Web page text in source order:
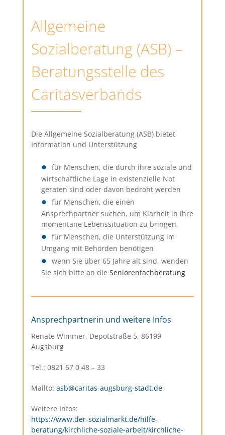
Allgemeine
Sozialberatung (ASB) –
Beratungsstelle des
Caritasverbands
Die Allgemeine Sozialberatung (ASB) bietet
Information und Unterstützung
für Menschen, die durch ihre soziale und
wirtschaftliche Lage in existenzielle Not
geraten sind oder davon bedroht werden
für Menschen, die einen
Ansprechpartner suchen, um Klarheit in ihre
momentane Lebenssituation zu bringen.
für Menschen, die Unterstützung im
Umgang mit Behörden benötigen
wenn Sie über 65 Jahre alt sind, wenden
Sie sich bitte an die Seniorenfachberatung
Ansprechpartnerin und weitere Infos
Renate Wimmer, Depotstraße 5, 86199
Augsburg
Tel.: 0821 57 0 48 – 33
Mailto: asb@caritas-augsburg-stadt.de
Weitere Infos:
https://www.der-sozialmarkt.de/hilfe-
beratung/kirchliche-soziale-arbeit/kirchliche-